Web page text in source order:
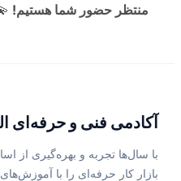
منتظر حضور شما هستیم!
آکادمی فنی و حرفه‌ای
با سال‌ها تجربه و بهره‌گیری از
بازار کار حرفه‌ای را با